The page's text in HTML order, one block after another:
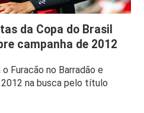
da Copa do Brasil
campanha de 2012
Furacão no Barradão e
na busca pelo título